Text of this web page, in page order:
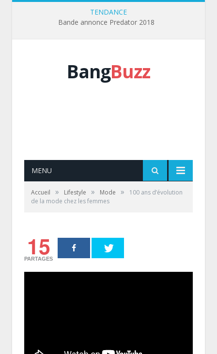
TENDANCE
Bande annonce Predator 2018
BangBuzz
MENU
Accueil » Lifestyle » Mode »
100 ans d’évolution
de la mode chez les femmes
15
PARTAGES